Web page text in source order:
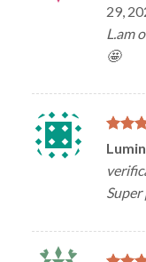
29,
L.am
🤩
din 5